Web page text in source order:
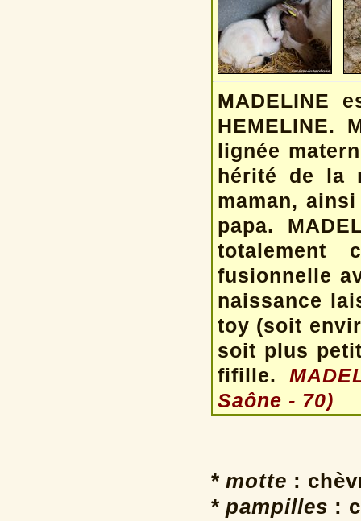
MADELINE
HEMELINE.
lignée
hérité de la
maman,
papa.
totalement
fusionnelle
naissance
toy (soit
soit plus
fifille.
Saône - 70)
* motte :
* pampilles :